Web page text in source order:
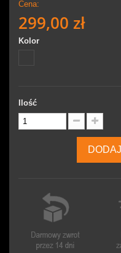
Cena:
299,00 zł
Kolor
Ilość